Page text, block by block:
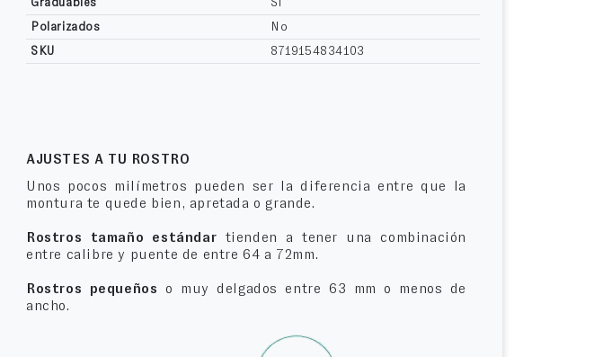
Graduables
Sí
Polarizados
No
SKU
8719154834103
AJUSTES A TU ROSTRO
Unos pocos milímetros pueden ser la diferencia entre que la
montura te quede bien, apretada o grande.
Rostros tamaño estándar tienden a tener una combinación
entre calibre y puente de entre 64 a 72mm.
Rostros pequeños o muy delgados entre 63 mm o menos de
ancho.